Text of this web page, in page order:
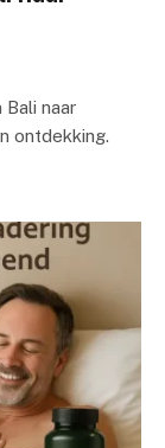
Bali naar
ontdekking.